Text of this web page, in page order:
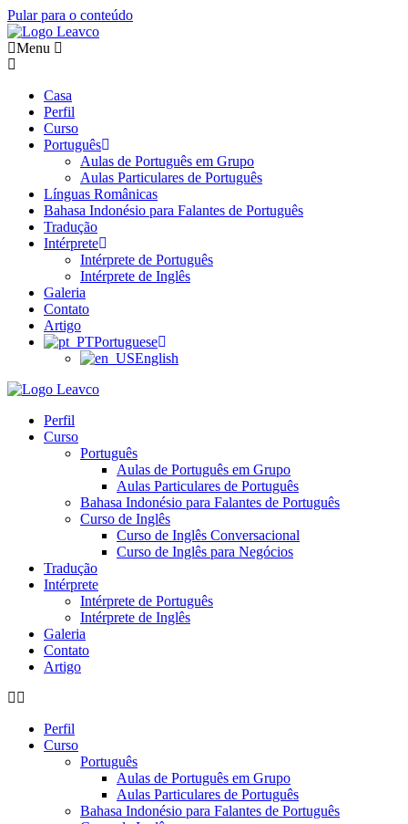
Pular para o conteúdo
Menu
Casa
Perfil
Curso
Português
Aulas de Português em Grupo
Aulas Particulares de Português
Línguas Românicas
Bahasa Indonésio para Falantes de Português
Tradução
Intérprete
Intérprete de Português
Intérprete de Inglês
Galeria
Contato
Artigo
Portuguese
English
Perfil
Curso
Português
Aulas de Português em Grupo
Aulas Particulares de Português
Bahasa Indonésio para Falantes de Português
Curso de Inglês
Curso de Inglês Conversacional
Curso de Inglês para Negócios
Tradução
Intérprete
Intérprete de Português
Intérprete de Inglês
Galeria
Contato
Artigo
Perfil
Curso
Português
Aulas de Português em Grupo
Aulas Particulares de Português
Bahasa Indonésio para Falantes de Português